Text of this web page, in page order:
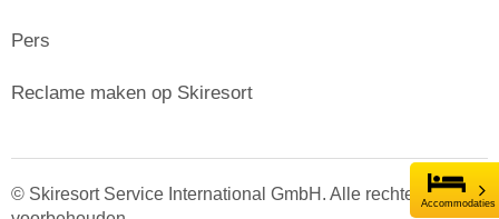
Accommodaties
Pers
Reclame maken op Skiresort
© Skiresort Service International GmbH. Alle rechten